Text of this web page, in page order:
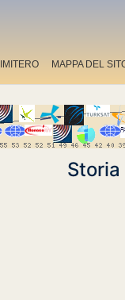
MAPPA DEL